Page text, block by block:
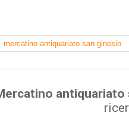
antiquariato